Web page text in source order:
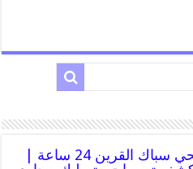
رقم فني صحي سباك القرين 24 ساعة |